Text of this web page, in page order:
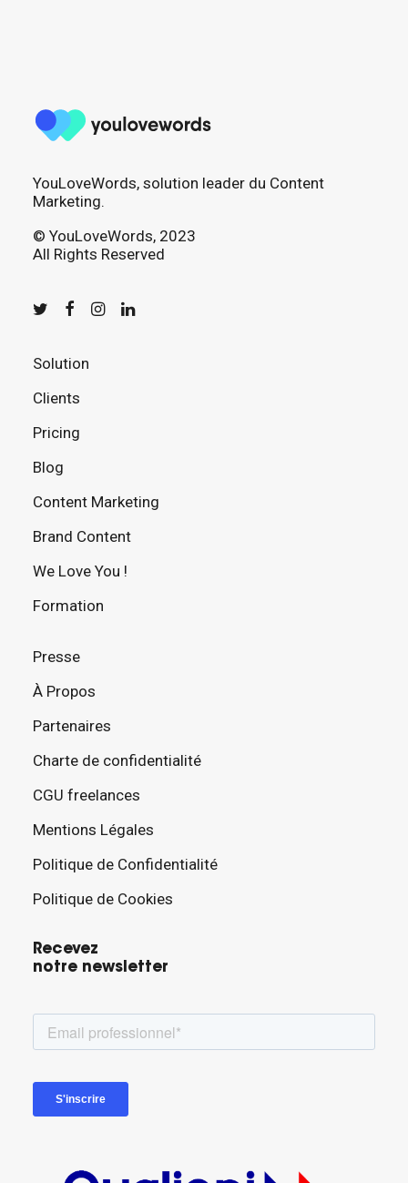
YouLoveWords, solution leader du Content
Marketing.
© YouLoveWords, 2023
All Rights Reserved
Solution
Clients
Pricing
Blog
Content Marketing
Brand Content
We Love You !
Formation
Presse
À Propos
Partenaires
Charte de confidentialité
CGU freelances
Mentions Légales
Politique de Confidentialité
Politique de Cookies
Recevez
notre newsletter